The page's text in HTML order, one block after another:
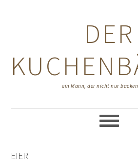
DER
ein Mann, der nicht nur
EIER